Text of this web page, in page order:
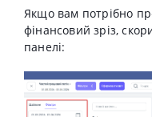
Якщо вам потрібно
фінансовий зріз,
панелі: